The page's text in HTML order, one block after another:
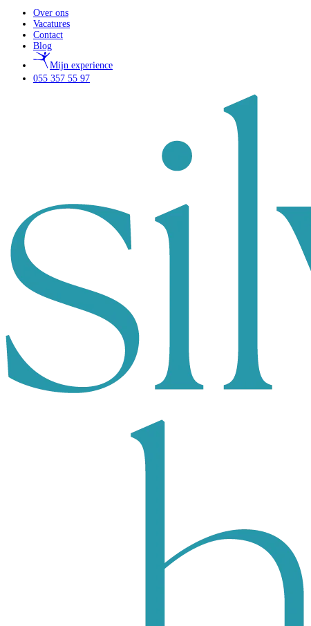
Over ons
Vacatures
Contact
Blog
Mijn experience
055 357 55 97